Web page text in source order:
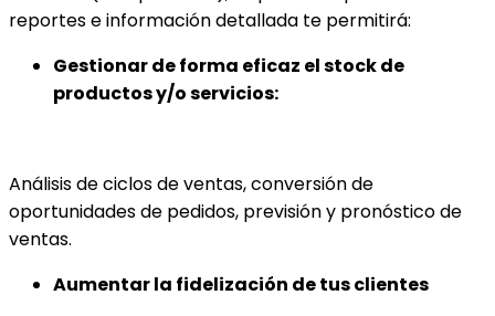
reportes e información detallada te permitirá:
Gestionar de forma eficaz el stock de
productos y/o servicios:
Análisis de ciclos de ventas, conversión de
oportunidades de pedidos, previsión y pronóstico de
ventas.
Aumentar la fidelización de tus clientes